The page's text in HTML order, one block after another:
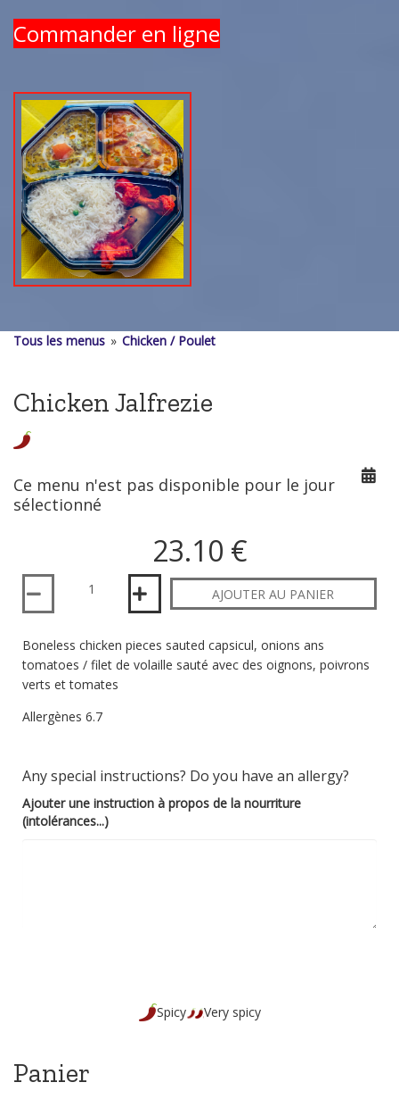
Commander en ligne
Tous les menus » Chicken / Poulet
Chicken Jalfrezie
Ce menu n'est pas disponible pour le jour
sélectionné
23.10 €
Quantité
AJOUTER AU PANIER
Boneless chicken pieces sauted capsicul, onions ans
tomatoes / filet de volaille sauté avec des oignons, poivrons
verts et tomates
Allergènes 6.7
Any special instructions? Do you have an allergy?
Ajouter une instruction à propos de la nourriture
(intolérances...)
Spicy Very spicy
Panier